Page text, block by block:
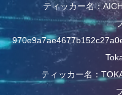
ティッカー名：
ティッカー名：